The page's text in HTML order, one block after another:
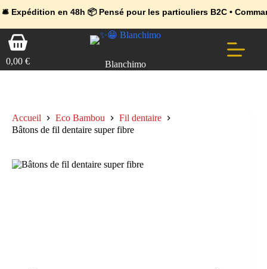
en 48h 📦 Pensé pour les particuliers B2C • Commande
🔥 Déjà adopté par les pros 👉 Passez en Espace Pro B2B 📦
💼 Offres réservées aux professionnels 🚀 Rejoignez l’Espace Pro
PasserPanier
d’achat
0,00 € Blanchimo
Accueil Eco Bambou
Fil dentaire
Bâtons de fil dentaire super fibre